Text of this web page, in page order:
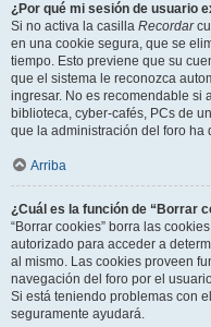
¿Por qué mi sesión de usuario
Si no activa la casilla Recordar
en una cookie segura, que se
tiempo. Esto previene que su
que el sistema le reconozca
ingresar. No es recomendable si
biblioteca, cyber-cafés, PCs de
que la administración del foro ha
Arriba
¿Cuál es la función de “Borrar
“Borrar cookies” borra las
autorizado para acceder a
al mismo. Las cookies proveen
navegación del foro por el
Si está teniendo problemas con
seguramente ayudará.